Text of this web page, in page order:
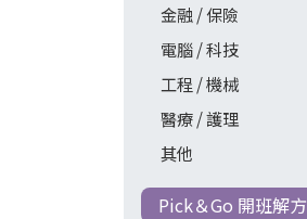
金融 / 保險
電腦 / 科技
工程 / 機械
醫療 / 護理
其他
Pick＆Go 開班解方